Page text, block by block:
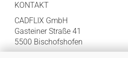
KONTAKT
CADFLIX GmbH
Gasteiner Straße 41
5500 Bischofshofen